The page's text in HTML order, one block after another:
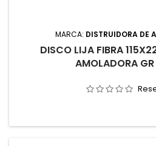
MARCA: DISTRUIDORA DE
DISCO LIJA FIBRA
AMOLADORA